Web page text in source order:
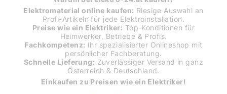
Elektromaterial online kaufen: Riesige Auswahl an
Profi-Artikeln für jede Elektroinstallation.
Preise wie ein Elektriker: Top-Konditionen für
Heimwerker, Betriebe & Profis.
Fachkompetenz: Ihr spezialisierter Onlineshop mit
persönlicher Fachberatung.
Schnelle Lieferung: Zuverlässiger Versand in ganz
Österreich & Deutschland.
Einkaufen zu Preisen wie ein Elektriker!